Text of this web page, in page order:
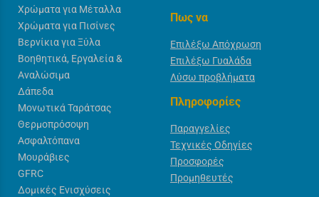
Χρώματα για Μέταλλα
Χρώματα για Πισίνες
Βερνίκια για Ξύλα
Βοηθητικά, Εργαλεία &
Αναλώσιμα
Δάπεδα
Μονωτικά Ταράτσας
Θερμοπρόσοψη
Ασφαλτόπανα
Μουράβιες
GFRC
Δομικές Ενισχύσεις
Πως να
Επιλέξω Απόχρωση
Επιλέξω Γυαλάδα
Λύσω προβλήματα
Πληροφορίες
Παραγγελίες
Τεχνικές Οδηγίες
Προσφορές
Προμηθευτές